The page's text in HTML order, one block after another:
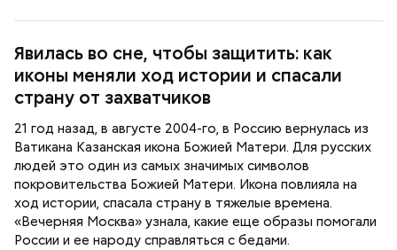
Явилась во сне, чтобы защитить: как
иконы меняли ход истории и спасали
страну от захватчиков
21 год назад, в августе 2004-го, в Россию вернулась из
Ватикана Казанская икона Божией Матери. Для русских
людей это один из самых значимых символов
покровительства Божией Матери. Икона повлияла на
ход истории, спасала страну в тяжелые времена.
«Вечерняя Москва» узнала, какие еще образы помогали
России и ее народу справляться с бедами.